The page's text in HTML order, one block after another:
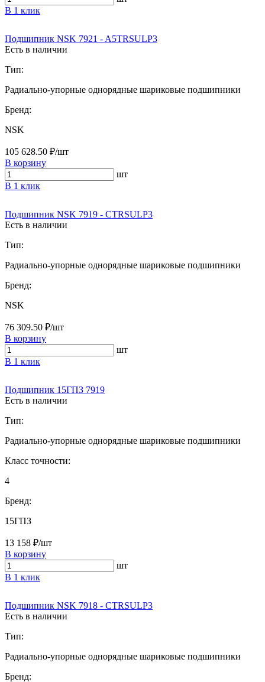
В 1 клик
Подшипник NSK 7921 - A5TRSULP3
Есть в наличии
Тип:
Радиально-упорные однорядные шариковые подшипники
Бренд:
NSK
105 628.50 ₽/шт
В корзину
шт
В 1 клик
Подшипник NSK 7919 - CTRSULP3
Есть в наличии
Тип:
Радиально-упорные однорядные шариковые подшипники
Бренд:
NSK
76 309.50 ₽/шт
В корзину
шт
В 1 клик
Подшипник 15ГПЗ 7919
Есть в наличии
Тип:
Радиально-упорные однорядные шариковые подшипники
Класс точности:
4
Бренд:
15ГПЗ
13 158 ₽/шт
В корзину
шт
В 1 клик
Подшипник NSK 7918 - CTRSULP3
Есть в наличии
Тип:
Радиально-упорные однорядные шариковые подшипники
Бренд: